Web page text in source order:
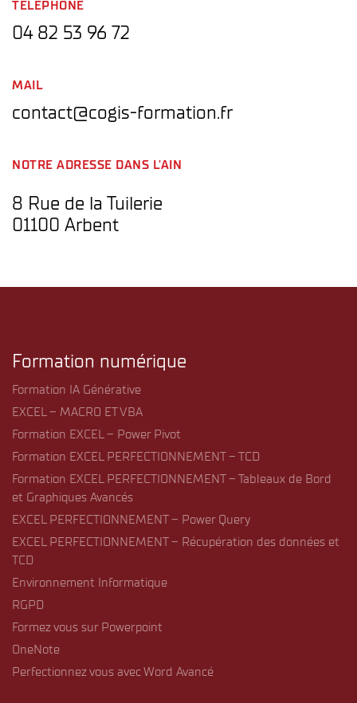
TÉLÉPHONE
04 82 53 96 72
MAIL
contact@cogis-formation.fr
NOTRE ADRESSE DANS L'AIN
8 Rue de la Tuilerie
01100 Arbent
Formation numérique
Formation IA Générative
EXCEL – MACRO ET VBA
Formation EXCEL – Power Pivot
Formation EXCEL PERFECTIONNEMENT – TCD
Formation EXCEL PERFECTIONNEMENT – Tableaux de Bord
et Graphiques Avancés
EXCEL PERFECTIONNEMENT – Power Query
EXCEL PERFECTIONNEMENT – Récupération des données et
TCD
Environnement Informatique
RGPD
Formez vous sur Powerpoint
OneNote
Perfectionnez vous avec Word Avancé